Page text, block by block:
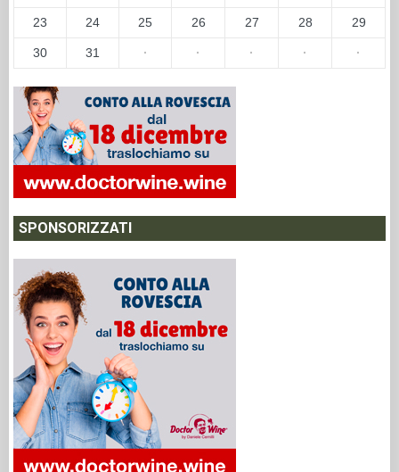
23 24 25 26 27 28 29
30 31 · · · · ·
SPONSORIZZATI